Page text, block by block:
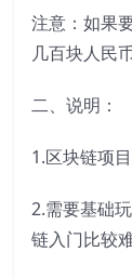
注意：如果
几百块人民币
二、说明：
1.区块链项
2.需要基础
链入门比较难